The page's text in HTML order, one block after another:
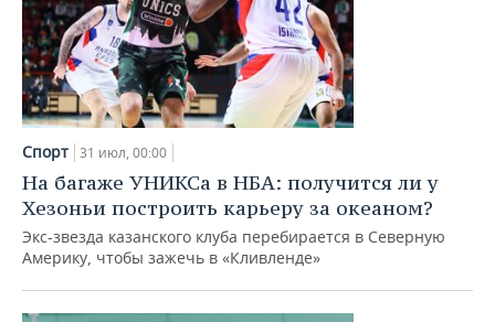
Спорт 31 июл, 00:00
На багаже УНИКСа в НБА: получится ли у
Хезоньи построить карьеру за океаном?
Экс-звезда казанского клуба перебирается в Северную
Америку, чтобы зажечь в «Кливленде»